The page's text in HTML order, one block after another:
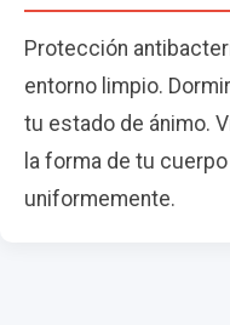
Protección
entorno limpio.
tu estado de ánimo.
la forma de tu
uniformemente.